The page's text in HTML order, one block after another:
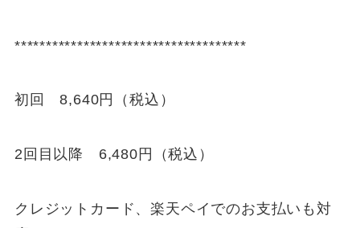
*************************************
初回 8,640円（税込）
2回目以降 6,480円（税込）
クレジットカード、楽天ペイでのお支払いも対